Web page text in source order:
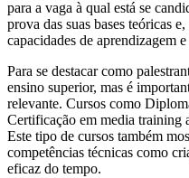
para a vaga à qual está se
prova das suas bases teóricas
capacidades de aprendizagem
Para se destacar como
ensino superior, mas é
relevante. Cursos como
Certificação em media training
Este tipo de cursos também
competências técnicas como
eficaz do tempo.